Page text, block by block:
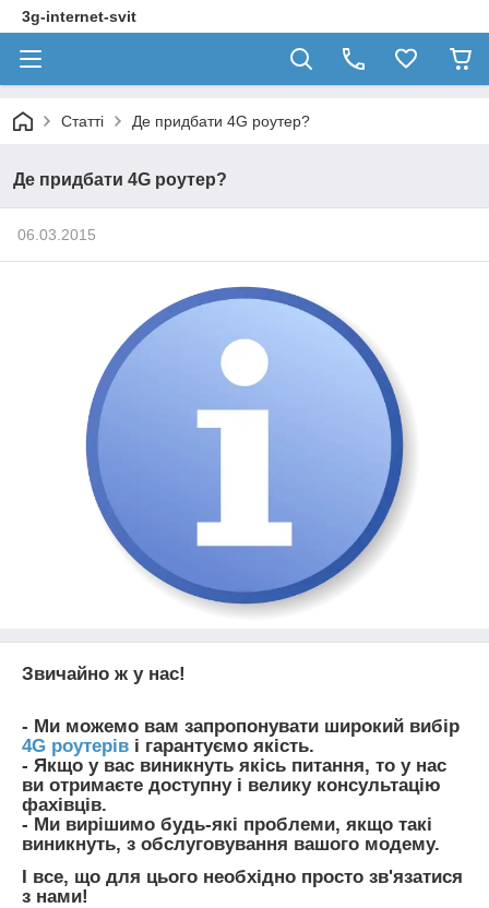
3g-internet-svit
Статті Де придбати 4G роутер?
Де придбати 4G роутер?
06.03.2015
Звичайно ж у нас!
- Ми можемо вам запропонувати широкий вибір
4G роутерів і гарантуємо якість.
- Якщо у вас виникнуть якісь питання, то у нас
ви отримаєте доступну і велику консультацію
фахівців.
- Ми вирішимо будь-які проблеми, якщо такі
виникнуть, з обслуговування вашого модему.
І все, що для цього необхідно просто зв'язатися
з нами!